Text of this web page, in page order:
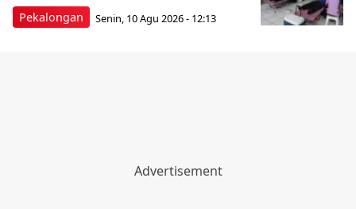
Pekalongan Senin, 10 Agu 2026 - 12:13